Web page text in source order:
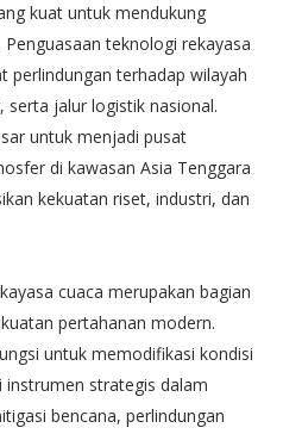
kuat untuk mendukung
teknologi rekayasa
perlindungan terhadap wilayah
serta jalur logistik nasional.
untuk menjadi pusat
di kawasan Asia Tenggara
kekuatan riset, industri, dan
cuaca merupakan bagian
pertahanan modern.
untuk memodifikasi kondisi
strategis dalam
bencana, perlindungan